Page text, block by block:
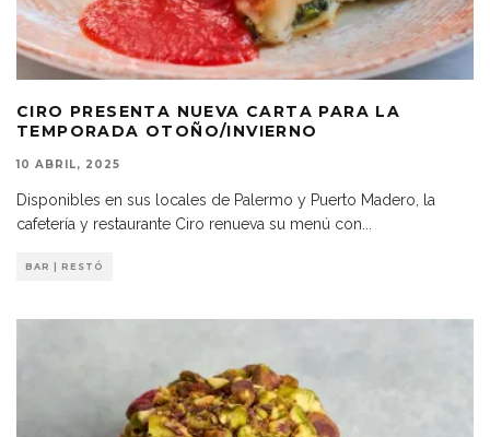
CIRO PRESENTA NUEVA CARTA PARA LA
TEMPORADA OTOÑO/INVIERNO
10 ABRIL, 2025
Disponibles en sus locales de Palermo y Puerto Madero, la
cafetería y restaurante Ciro renueva su menú con
BAR | RESTÓ